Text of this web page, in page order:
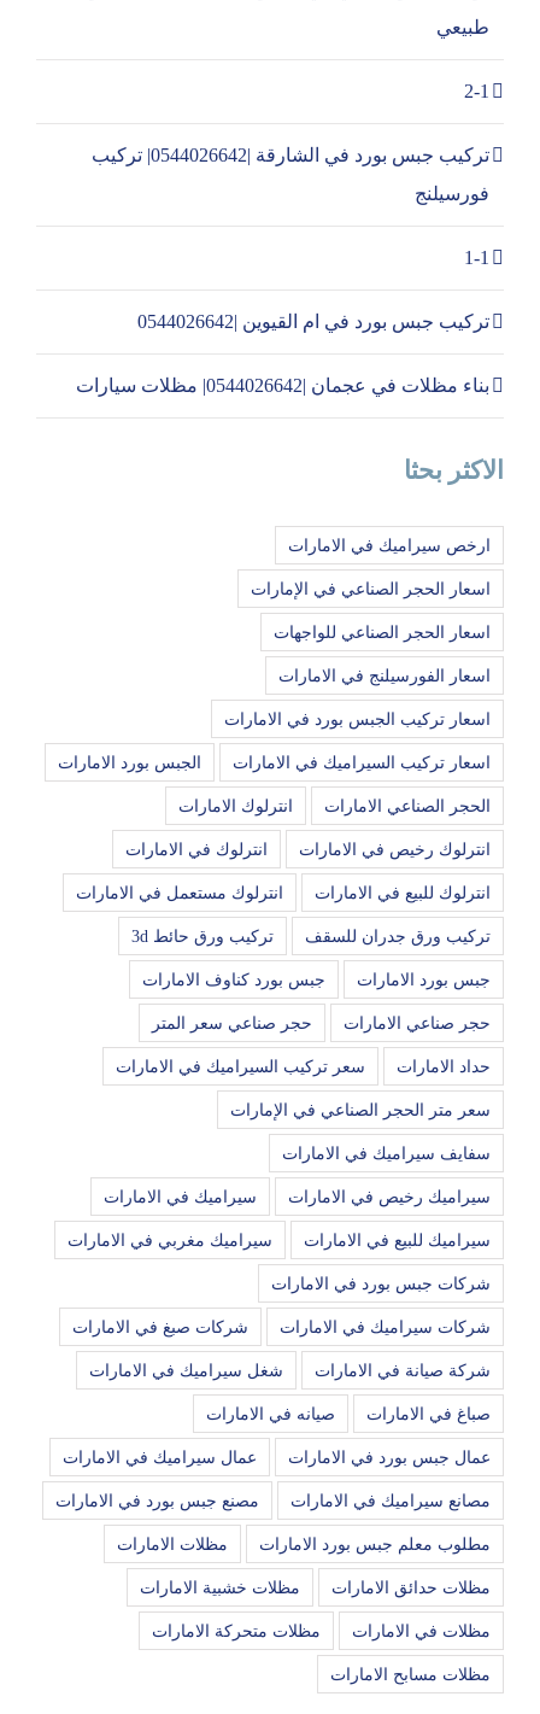
طبيعي
2-1
تركيب جبس بورد في الشارقة |0544026642| تركيب
فورسيلنج
1-1
تركيب جبس بورد في ام القيوين |0544026642
بناء مظلات في عجمان |0544026642| مظلات سيارات
الاكثر بحثا
ارخص سيراميك في الامارات
اسعار الحجر الصناعي في الإمارات
اسعار الحجر الصناعي للواجهات
اسعار الفورسيلنج في الامارات
اسعار تركيب الجبس بورد في الامارات
اسعار تركيب السيراميك في الامارات الجبس بورد الامارات
الحجر الصناعي الامارات انترلوك الامارات
انترلوك رخيص في الامارات انترلوك في الامارات
انترلوك للبيع في الامارات انترلوك مستعمل في الامارات
تركيب ورق جدران للسقف تركيب ورق حائط 3d
جبس بورد الامارات جبس بورد كناوف الامارات
حجر صناعي الامارات حجر صناعي سعر المتر
حداد الامارات سعر تركيب السيراميك في الامارات
سعر متر الحجر الصناعي في الإمارات
سفايف سيراميك في الامارات
سيراميك رخيص في الامارات سيراميك في الامارات
سيراميك للبيع في الامارات سيراميك مغربي في الامارات
شركات جبس بورد في الامارات
شركات سيراميك في الامارات شركات صبغ في الامارات
شركة صيانة في الامارات شغل سيراميك في الامارات
صباغ في الامارات صيانه في الامارات
عمال جبس بورد في الامارات عمال سيراميك في الامارات
مصانع سيراميك في الامارات مصنع جبس بورد في الامارات
مطلوب معلم جبس بورد الامارات مظلات الامارات
مظلات حدائق الامارات مظلات خشبية الامارات
مظلات في الامارات مظلات متحركة الامارات
مظلات مسابح الامارات